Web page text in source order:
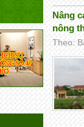
Nâng
nông
Theo: